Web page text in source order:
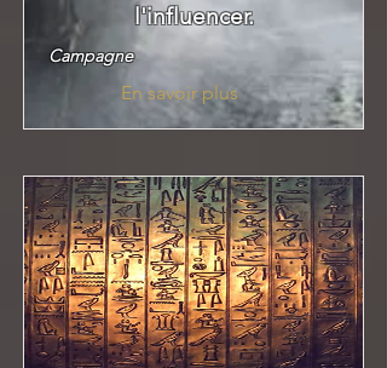
l'influencer.
Campagne
En savoir plus